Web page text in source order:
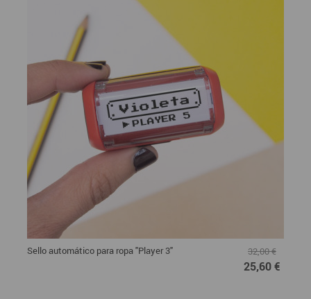
Sello automático para ropa "Player 3" 32,00 €
25,60 €